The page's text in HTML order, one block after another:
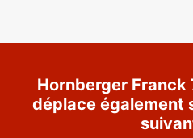
Hornberger
déplace également